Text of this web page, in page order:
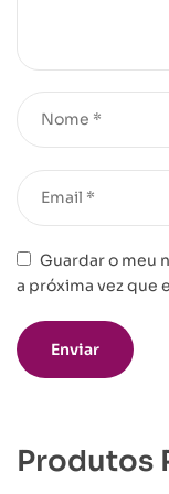
Guardar o meu
a próxima vez que
Produtos